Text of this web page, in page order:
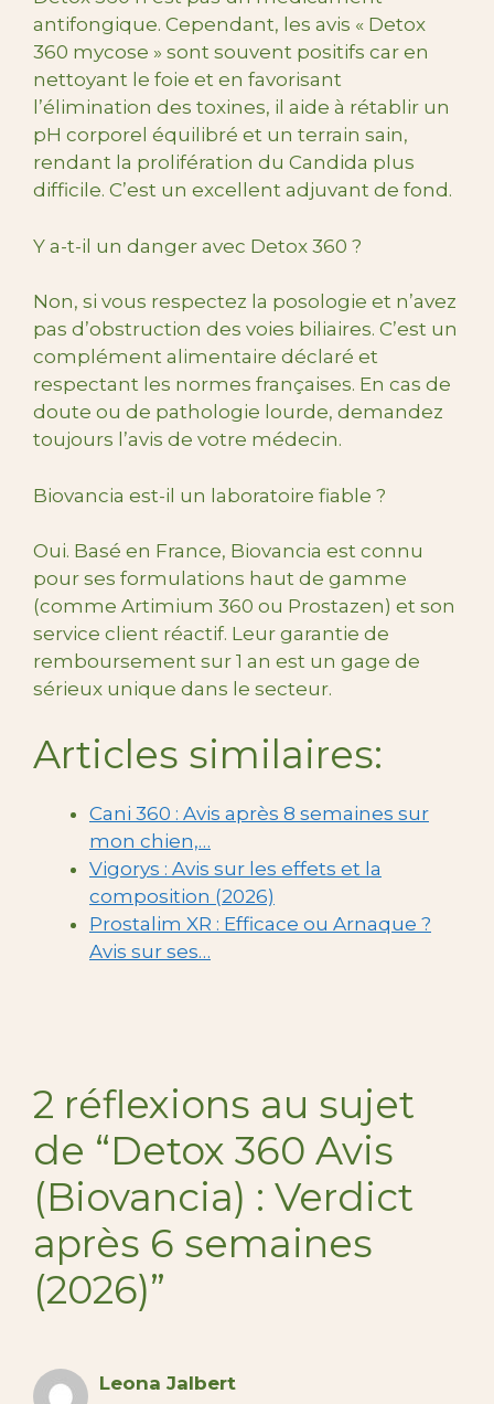
antifongique. Cependant, les avis « Detox
360 mycose » sont souvent positifs car en
nettoyant le foie et en favorisant
l’élimination des toxines, il aide à rétablir un
pH corporel équilibré et un terrain sain,
rendant la prolifération du Candida plus
difficile. C’est un excellent adjuvant de fond.
Y a-t-il un danger avec Detox 360 ?
Non, si vous respectez la posologie et n’avez
pas d’obstruction des voies biliaires. C’est un
complément alimentaire déclaré et
respectant les normes françaises. En cas de
doute ou de pathologie lourde, demandez
toujours l’avis de votre médecin.
Biovancia est-il un laboratoire fiable ?
Oui. Basé en France, Biovancia est connu
pour ses formulations haut de gamme
(comme Artimium 360 ou Prostazen) et son
service client réactif. Leur garantie de
remboursement sur 1 an est un gage de
sérieux unique dans le secteur.
Articles similaires:
Cani 360 : Avis après 8 semaines sur
mon chien,…
Vigorys : Avis sur les effets et la
composition (2026)
Prostalim XR : Efficace ou Arnaque ?
Avis sur ses…
2 réflexions au sujet
de “Detox 360 Avis
(Biovancia) : Verdict
après 6 semaines
(2026)”
Leona Jalbert